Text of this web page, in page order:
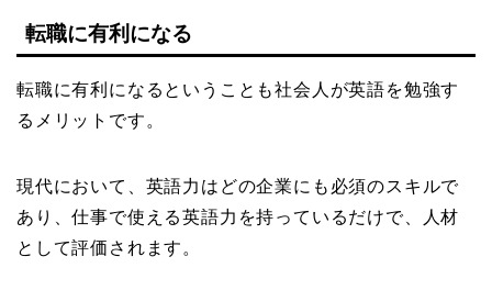
転職に有利になる
転職に有利になるということも社会人が英語を勉強す
るメリットです。
現代において、英語力はどの企業にも必須のスキルで
あり、仕事で使える英語力を持っているだけで、人材
として評価されます。